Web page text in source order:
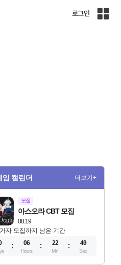
로그인
인
임 캘린더 더보기+
모집
08.19
아스오라 CBT 모집
자 모집까지 남은 기간
06
Hours
22
Min
48
Sec